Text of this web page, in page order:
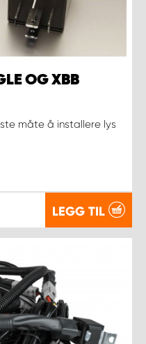
OG XBB
måte å installere lys
LEGG TIL